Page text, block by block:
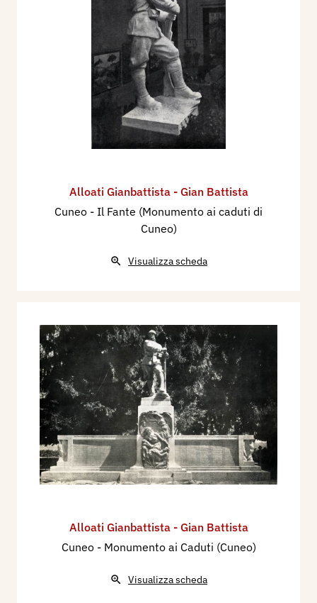
Alloati Gianbattista - Gian Battista
Cuneo - Il Fante (Monumento ai caduti di
Cuneo)
Visualizza scheda
Alloati Gianbattista - Gian Battista
Cuneo - Monumento ai Caduti (Cuneo)
Visualizza scheda